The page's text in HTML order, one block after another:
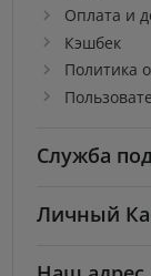
Оплата и
Кэшбек
Политика
Служба
Личный